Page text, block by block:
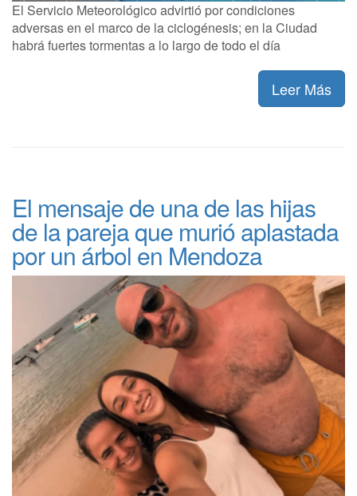
El Servicio Meteorológico advirtió por condiciones
adversas en el marco de la ciclogénesis; en la Ciudad
habrá fuertes tormentas a lo largo de todo el día
Leer Más
El mensaje de una de las hijas
de la pareja que murió aplastada
por un árbol en Mendoza